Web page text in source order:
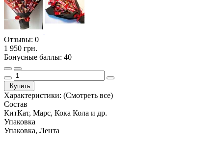
Отзывы: 0
1 950 грн.
Бонусные баллы: 40
Купить
Характеристики: (Смотреть все)
Состав
КитКат, Марс, Кока Кола и др.
Упаковка
Упаковка, Лента